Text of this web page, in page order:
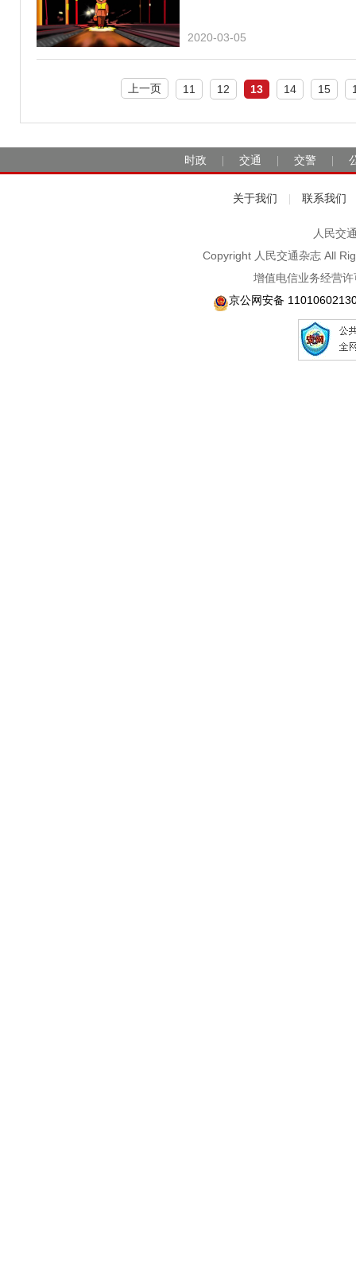
2020-03-05
上一页 11 12 13 14 15
时政 交通 交警
关于我们 联系我们
人民交
Copyright 人民交通杂志 All
增值电信业务经营
京公网安备